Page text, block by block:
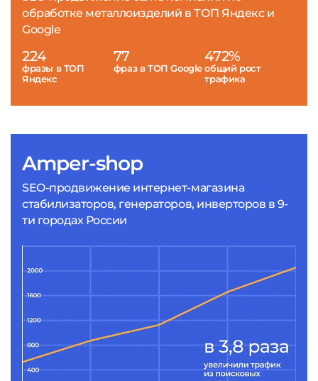
Amper-shop
SEO-продвижение интернет-магазина
стабилизаторов, генераторов, инверторов в 9-
ти городах России
обработке металлоизделий в ТОП Яндекс и
Google
224
фразы в ТОП
Яндекс
77
фраз в ТОП Google
472%
общий рост
трафика